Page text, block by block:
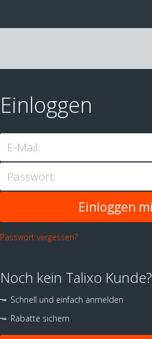
Einloggen
E-Mail:
Passwort:
Passwort vergessen?
Noch kein Talixo Kunde?
Schnell und einfach anmelden
Rabatte sichern